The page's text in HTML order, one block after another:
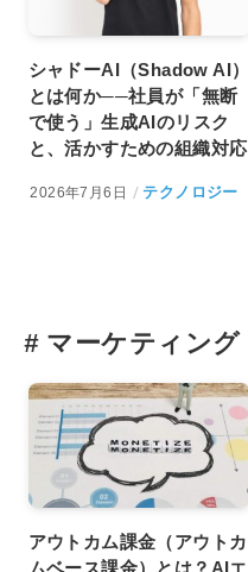
シャドーAI（Shadow AI）
とは何か──社員が「無断
で使う」生成AIのリスク
と、活かすための組織対応
2026年7月6日 テクノロジー
#マーケティング
アウトカム課金（アウトカ